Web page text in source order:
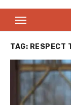
TAG: RESPECT